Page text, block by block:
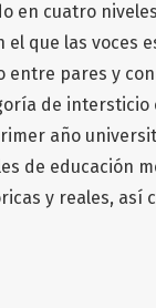
en cuatro
el que las voces
entre pares y
de
año
de educación
y reales, así